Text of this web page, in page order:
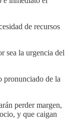
de recursos
sea la urgencia del
pronunciado de la
perder margen,
y que caigan